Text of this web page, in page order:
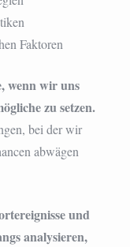
Faktoren
wenn wir uns
zu setzen.
bei der wir
abwägen
und
analysieren,